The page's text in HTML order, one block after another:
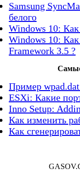
Samsung
белого
Windows 10:
Windows 10:
Framework 3.5 ?
Пример
ESXi: Какие
Inno Setup:
Как изменить
Как